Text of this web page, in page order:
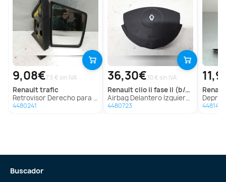
9,08€7.5 € sin IVA
renaulttrafic
Retrovisor Derecho para Renault Trafic
4480241
36,30€30 € sin IVA
renaultclio ii fase ii (b/cb0)
Airbag Delantero Izquierdo Para Renault Clio Ii Fase Ii
4480723
Depresor
4481448
Buscador